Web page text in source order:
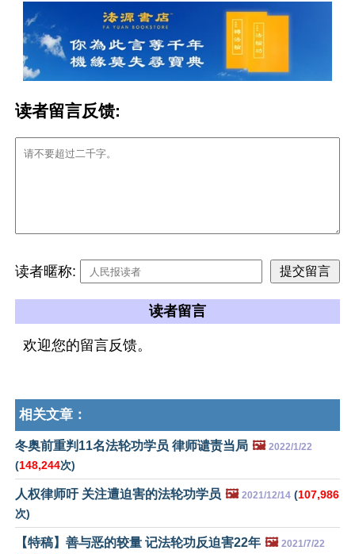
读者留言反馈:
读者暱称:
读者留言
欢迎您的留言反馈。
相关文章：
冬奥前重判11名法轮功学员 律师谴责当局 🖼️ 2022/1/22
(148,244次)
人权律师吁 关注遭迫害的法轮功学员 🖼️ 2021/12/14 (107,986
次)
【特稿】善与恶的较量 记法轮功反迫害22年 🖼️ 2021/7/22